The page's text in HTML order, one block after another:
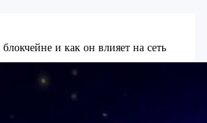
и как он влияет на сеть